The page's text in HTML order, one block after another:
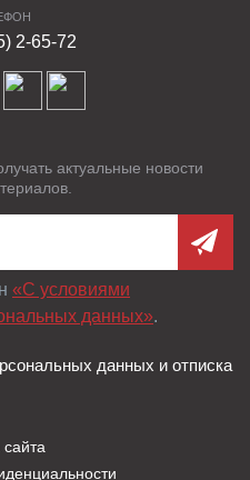
2-65-72
актуальные новости
«C условиями
данных».
данных и отписка
сайта